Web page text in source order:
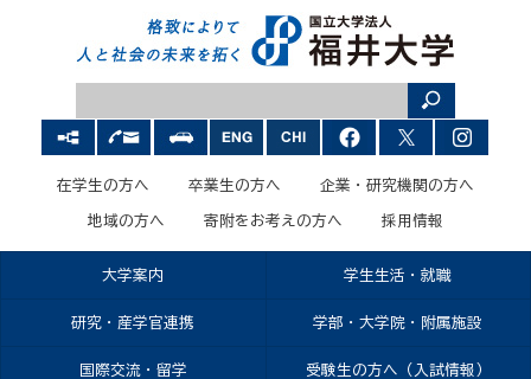
在学生の方へ 卒業生の方へ 企業・研究機関の方へ
地域の方へ 寄附をお考えの方へ 採用情報
大学案内 学生生活・就職
研究・産学官連携 学部・大学院・附属施設
国際交流・留学 受験生の方へ（入試情報）